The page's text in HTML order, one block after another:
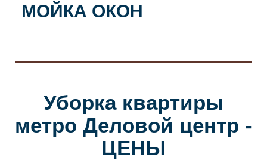
МОЙКА ОКОН
Уборка квартиры
метро Деловой центр -
ЦЕНЫ